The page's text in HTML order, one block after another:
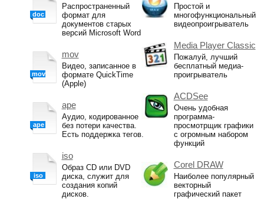
doc
Распространенный
формат для
документов старых
версий Microsoft Word
mov
mov
Видео, записанное в
формате QuickTime
(Apple)
ape
ape
Аудио, кодированное
без потери качества.
Есть поддержка тегов.
iso
iso
Образ CD или DVD
диска, служит для
создания копий
дисков.
Простой и
многофункциональный
видеопроигрыватель
Media Player Classic
Пожалуй, лучший
бесплатный медиа-
проигрыватель
ACDSee
Очень удобная
программа-
просмотрщик графики
с огромным набором
функций
Corel DRAW
Наиболее популярный
векторный
графический пакет